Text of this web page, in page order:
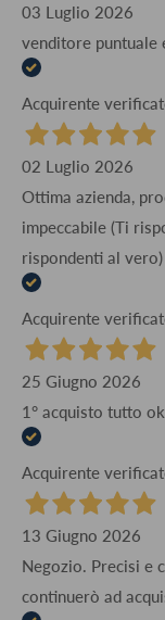
03 Luglio 2026
venditore puntuale
Acquirente
02 Luglio 2026
Ottima azienda,
impeccabile (Ti
rispondenti al vero)
Acquirente
25 Giugno 2026
1° acquisto tutto ok
Acquirente
13 Giugno 2026
Negozio. Precisi e
continuerò ad